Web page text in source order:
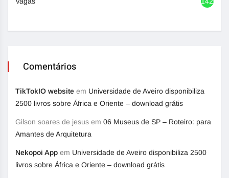
Comentários
TikTokIO website em Universidade de Aveiro disponibiliza
2500 livros sobre África e Oriente – download grátis
Gilson soares de jesus em 06 Museus de SP – Roteiro: para
Amantes de Arquitetura
Nekopoi App em Universidade de Aveiro disponibiliza 2500
livros sobre África e Oriente – download grátis